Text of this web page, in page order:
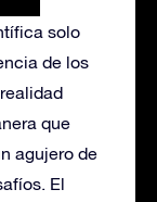
solo
de los
que
agujero de
El